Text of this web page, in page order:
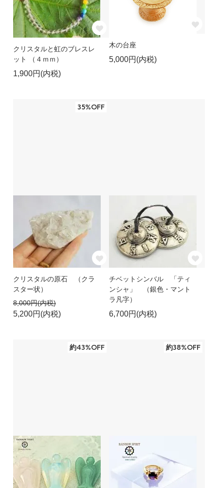
クリスタルと虹のブレスレ
ット （４ｍｍ）
1,900円(内税)
木の台座
5,000円(内税)
35%OFF
クリスタルの原石 （クラ
スター状）
8,000円(内税)
5,200円(内税)
チベットシンバル 「ティ
ンシャ」 （銀色・マント
ラ凡字）
6,700円(内税)
約43%OFF 約38%OFF